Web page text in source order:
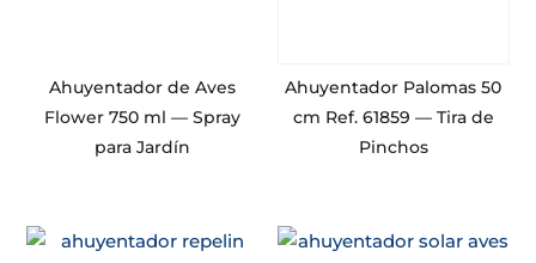
Ahuyentador de Aves
Flower 750 ml — Spray
para Jardín
Ahuyentador Palomas 50
cm Ref. 61859 — Tira de
Pinchos